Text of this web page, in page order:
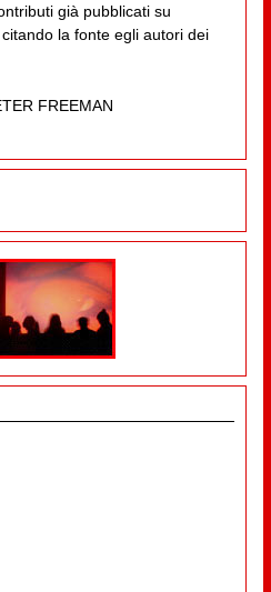
già pubblicati su
la fonte egli autori dei
FREEMAN